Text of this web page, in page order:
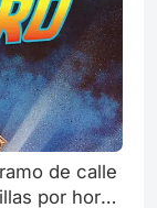
de calle
por hora;